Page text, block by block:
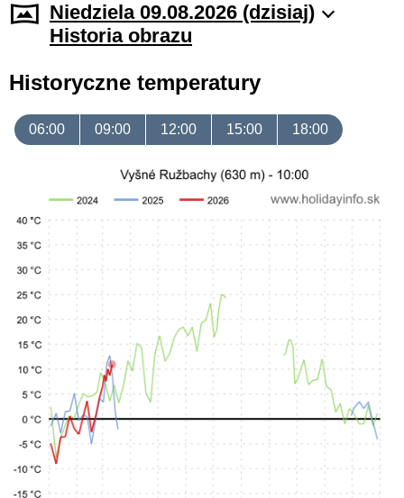
Niedziela 09.08.2026 (dzisiaj)
Historia obrazu
Historyczne temperatury
06:00 09:00 12:00 15:00 18:00